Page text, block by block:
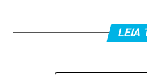
LEIA